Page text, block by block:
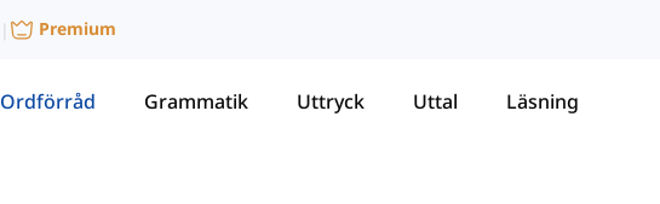
| Premium
Ordförråd Grammatik Uttryck Uttal Läsning